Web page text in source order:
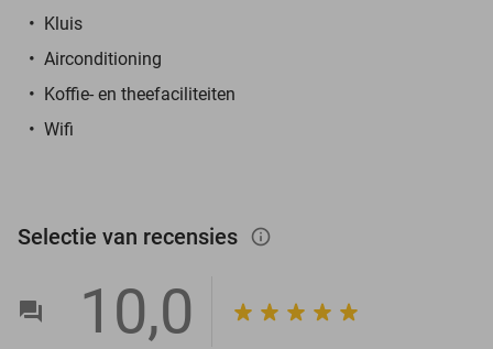
Kluis
Airconditioning
Koffie- en theefaciliteiten
Wifi
Selectie van recensies info_outlined
10,0